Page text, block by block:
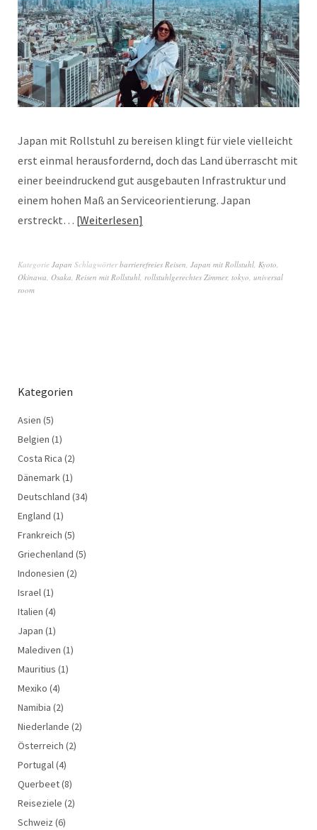
Japan mit Rollstuhl zu bereisen klingt für viele vielleicht
erst einmal herausfordernd, doch das Land überrascht mit
einer beeindruckend gut ausgebauten Infrastruktur und
einem hohen Maß an Serviceorientierung. Japan
erstreckt… Weiterlesen
Kategorie Japan Schlagwörterbarrierefreies Reisen, Japan mit Rollstuhl, Kyoto,
Okinawa, Osaka, Reisen mit Rollstuhl, rollstuhlgerechtes Zimmer, tokyo, universal
room
Kategorien
Asien (5)
Belgien (1)
Costa Rica (2)
Dänemark(1)
Deutschland (34)
England (1)
Frankreich (5)
Griechenland (5)
Indonesien (2)
Israel(1)
Italien (4)
Japan (1)
Malediven (1)
Mauritius (1)
Mexiko (4)
Namibia (2)
Niederlande (2)
Österreich (2)
Portugal(4)
Querbeet(8)
Reiseziele (2)
Schweiz (6)